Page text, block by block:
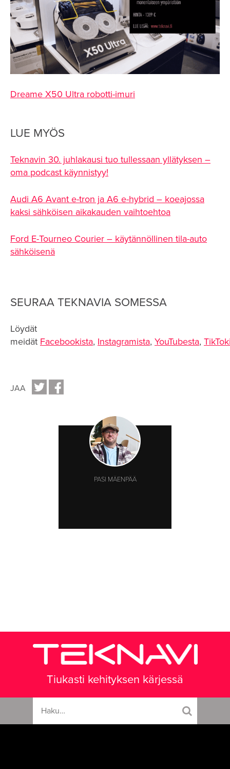
Dreame X50 Ultra robotti-imuri
LUE MYÖS
Teknavin 30. juhlakausi tuo tullessaan yllätyksen –
oma podcast käynnistyy!
Audi A6 Avant e-tron ja A6 e-hybrid – koeajossa
kaksi sähköisen aikakauden vaihtoehtoa
Ford E-Tourneo Courier – käytännöllinen tila-auto
sähköisenä
SEURAA TEKNAVIA SOMESSA
Löydät
meidät Facebookista, Instagramista, YouTubesta,
JAA
PASI MÄENPÄÄ
Tiukasti kehityksen kärjessä